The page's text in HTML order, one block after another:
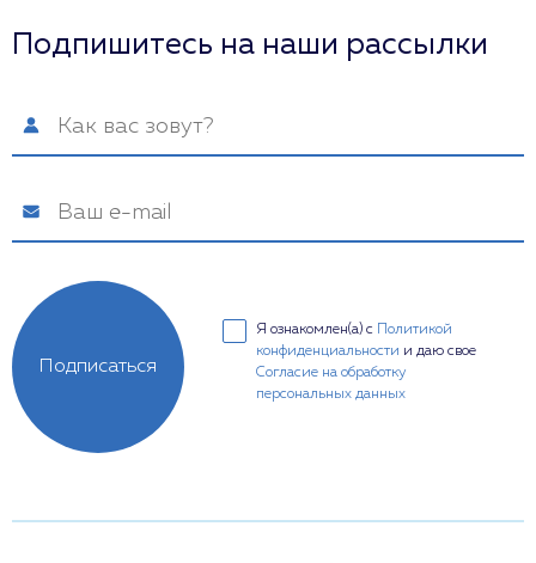
Подпишитесь на наши рассылки
Я ознакомлен(а) с
Политикой
конфиденциальности и даю свое
Согласие на обработку
персональных данных
Подписаться